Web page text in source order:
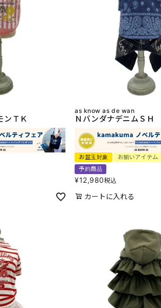
ンＴＫ
as know as de wan
ＮバンダナデニムＳＨ
お盆玉対象
お揃いアイテム
予約商品
¥12,980税込
カートに入れる